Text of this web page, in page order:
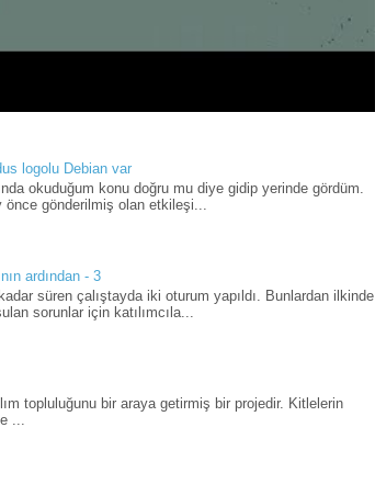
logolu Debian var
okuduğum konu doğru mu diye gidip yerinde gördüm.
gönderilmiş olan etkileşi...
ardından - 3
süren çalıştayda iki oturum yapıldı. Bunlardan ilkinde
sorunlar için katılımcıla...
topluluğunu bir araya getirmiş bir projedir. Kitlelerin
...